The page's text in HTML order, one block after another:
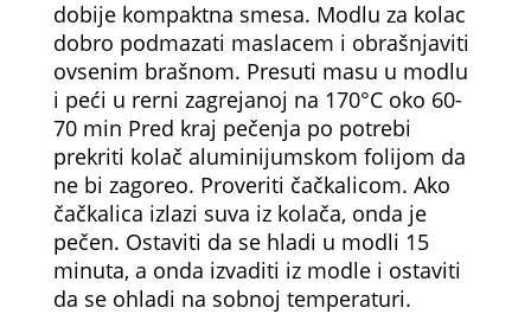
dobije kompaktna smesa. Modlu za kolac
dobro podmazati maslacem i obrašnjaviti
ovsenim brašnom. Presuti masu u modlu
i peći u rerni zagrejanoj na 170°C oko 60-
70 min Pred kraj pečenja po potrebi
prekriti kolač aluminijumskom folijom da
ne bi zagoreo. Proveriti čačkalicom. Ako
čačkalica izlazi suva iz kolača, onda je
pečen. Ostaviti da se hladi u modli 15
minuta, a onda izvaditi iz modle i ostaviti
da se ohladi na sobnoj temperaturi.